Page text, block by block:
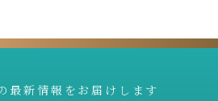
最新情報をお届けします